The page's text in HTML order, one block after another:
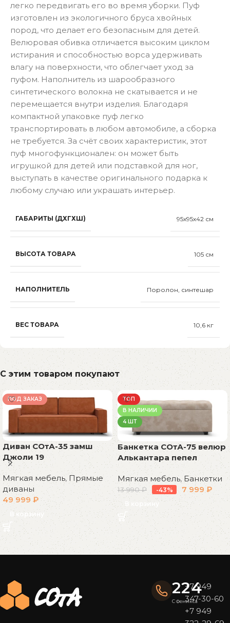
легко передвигать его во время уборки. Пуф
изготовлен из экологичного бруса хвойных
пород, что делает его безопасным для детей.
Велюровая обивка отличается высоким циклом
истирания и способностью ворса удерживать
влагу на поверхности, что облегчает уход за
пуфом. Наполнитель из шарообразного
синтетического волокна не скатывается и не
перемещается внутри изделия. Благодаря
компактной упаковке пуф легко
транспортировать в любом автомобиле, а сборка
не требуется. За счёт своих характеристик, этот
пуф многофункционален: он может быть
игрушкой для детей или подставкой для ног,
выступать в качестве оригинального подарка к
любому случаю или украшать интерьер.
ГАБАРИТЫ (ДХГХШ) 95х95х42 см
ВЫСОТА ТОВАРА 105 см
НАПОЛНИТЕЛЬ Поролон, синтешар
ВЕС ТОВАРА 10,6 кг
С этим товаром покупают
ПОД ЗАКАЗ
Диван СОтА-35 замш
Джоли 19
Мягкая мебель, Прямые
диваны
49 999 ₽
В корзину
ТОП
В НАЛИЧИИ
4 ШТ
Банкетка СОтА-75 велюр
Алькантара пепел
Мягкая мебель, Банкетки
13 990₽ -43% 7 999₽
В корзину
Read More
224
С Феникса
+7 949
347-30-60
+7 949